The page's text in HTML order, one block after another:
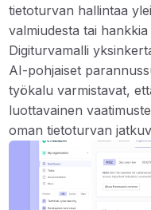
tietoturvan hallintaa
valmiudesta tai
Digiturvamalli
AI-pohjaiset
työkalu varmistavat,
luottavainen
oman tietoturvan